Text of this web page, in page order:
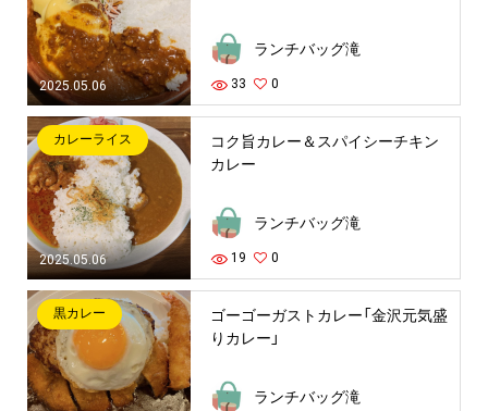
2025.05.06
ランチバッグ滝
33 0
2025.05.06
カレーライス
コク旨カレー＆スパイシーチキン
カレー
ランチバッグ滝
19 0
黒カレー
ゴーゴーガストカレー「金沢元気盛
りカレー」
ランチバッグ滝